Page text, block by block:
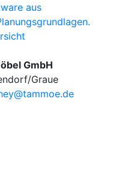
aus
GmbH
Graue